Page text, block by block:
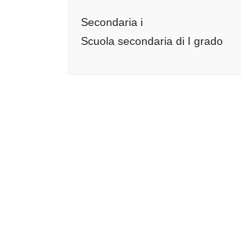
Secondaria i
Scuola secondaria di I grado